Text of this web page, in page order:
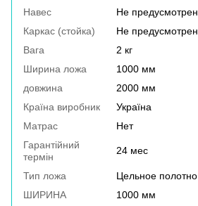
Навес
Не предусмотрен
Каркас (стойка)
Не предусмотрен
Вага
2 кг
Ширина ложа
1000 мм
довжина
2000 мм
Країна виробник
Україна
Матрас
Нет
Гарантійний
термін
24 мес
Тип ложа
Цельное полотно
ШИРИНА
1000 мм